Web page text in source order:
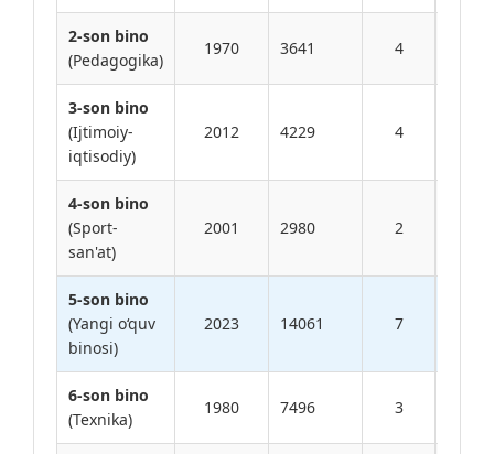
2-son bino
(Pedagogika)
1970 3641 4
3-son bino
(Ijtimoiy-
iqtisodiy)
2012 4229 4
4-son bino
(Sport-
san'at)
2001 2980 2
5-son bino
(Yangi o‘quv
binosi)
2023 14061 7
6-son bino
(Texnika)
1980 7496 3